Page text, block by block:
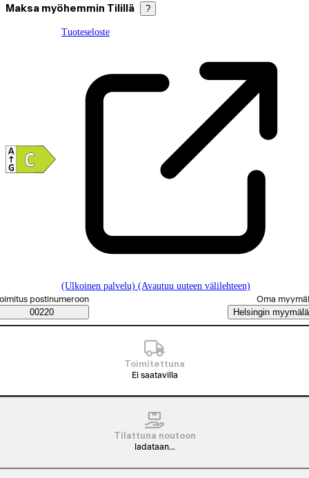
Maksa myöhemmin Tilillä ?
Tuoteseloste
(Ulkoinen palvelu) (Avautuu uuteen välilehteen)
Saatavuustiedot
tilaustapa
postinumeroon
00220
Oma
Helsingin myymälä
Toimitettuna
Ei saatavilla
Tilattuna noutoon
ladataan...